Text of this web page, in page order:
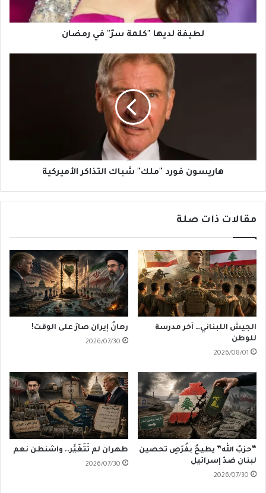
لطيفة لديها "كلمة سرّ" في رمضان
هاريسون فورد "ملك" شباك التذاكر الأميركية
مقالات ذات صلة
الجيش اللبناني… آخر مدرسة
للوطن
2026/08/01
رهانُ إيران صارَ على الوقت!
2026/07/30
“حزبُ الله” يطيحُ بفُرَصِ تحصين
لبنان ضدّ إسرائيل
2026/07/30
طهران لم تَتَغَيَّر.. واشنطن نعم
2026/07/30